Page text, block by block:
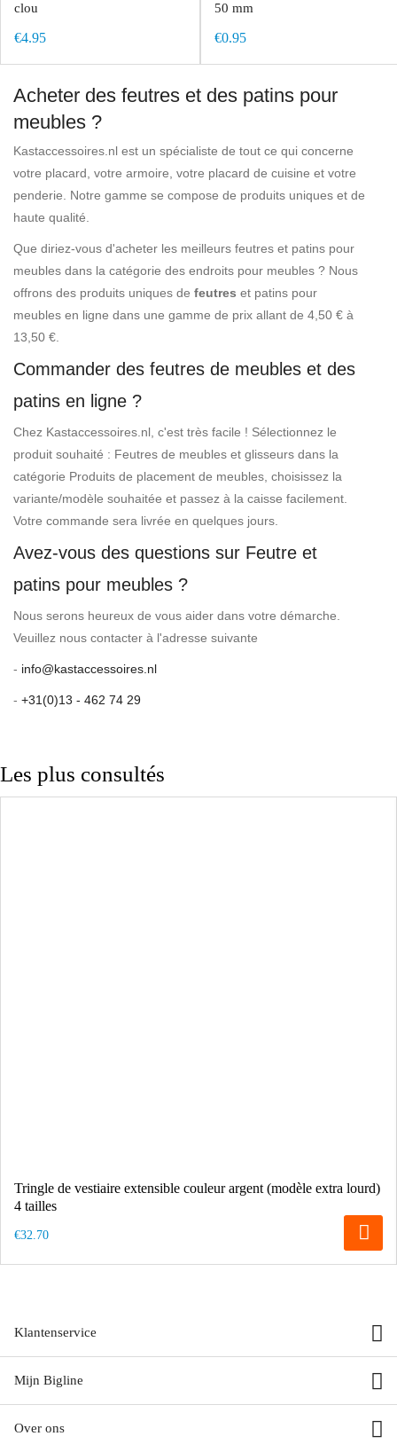
Acheter des feutres et des patins pour
meubles ?
Kastaccessoires.nl est un spécialiste de tout ce qui concerne
votre placard, votre armoire, votre placard de cuisine et votre
penderie. Notre gamme se compose de produits uniques et de
haute qualité.
Que diriez-vous d'acheter les meilleurs feutres et patins pour
meubles dans la catégorie des endroits pour meubles ? Nous
offrons des produits uniques de feutres et patins pour
meubles en ligne dans une gamme de prix allant de 4,50 € à
13,50 €.
Commander des feutres de meubles et des
patins en ligne ?
Chez Kastaccessoires.nl, c'est très facile ! Sélectionnez le
produit souhaité : Feutres de meubles et glisseurs dans la
catégorie Produits de placement de meubles, choisissez la
variante/modèle souhaitée et passez à la caisse facilement.
Votre commande sera livrée en quelques jours.
Avez-vous des questions sur Feutre et
patins pour meubles ?
Nous serons heureux de vous aider dans votre démarche.
Veuillez nous contacter à l'adresse suivante
- info@kastaccessoires.nl
- +31(0)13 - 462 74 29
clou
€4.95
50 mm
€0.95
Les plus consultés
Tringle de vestiaire extensible couleur argent (modèle extra lourd)
4 tailles
€32.70
Klantenservice
Mijn Bigline
Over ons